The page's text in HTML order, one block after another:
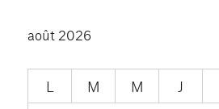
août 2026
L M M J